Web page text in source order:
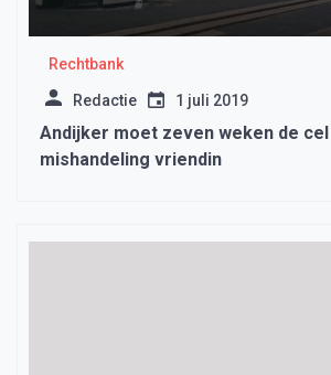
Rechtbank
Redactie 1 juli 2019
Andijker moet zeven weken de
mishandeling vriendin